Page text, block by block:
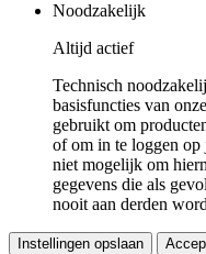
Noodzakelijk
Altijd actief
Technisch
basisfuncties van
gebruikt om
of om in te loggen
niet mogelijk om
gegevens die als
nooit aan derden
Instellingen opslaan